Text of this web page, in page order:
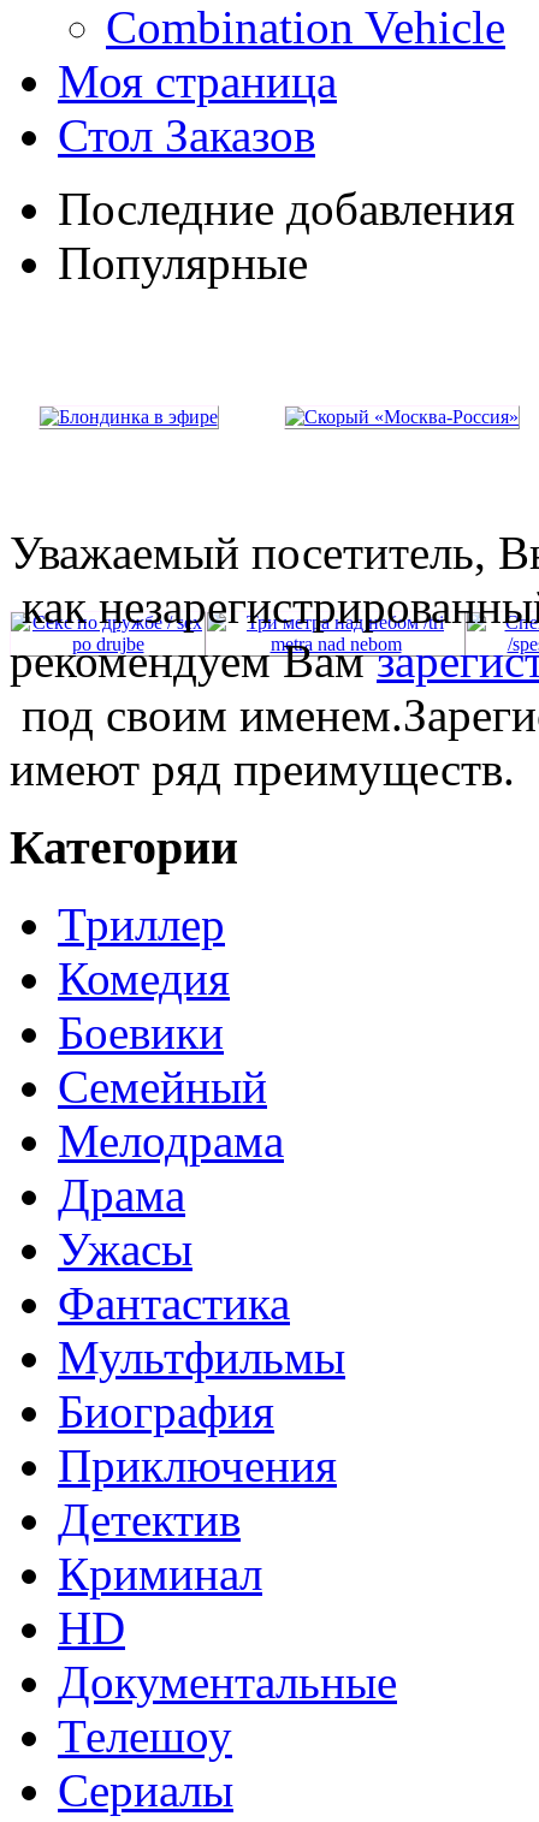
Combination Vehicle
Моя страница
Стол Заказов
Последние добавления
Популярные
Уважаемый посетитель,
как
рекомендуем Вам
под своим
имеют ряд преимуществ.
Категории
Триллер
Комедия
Боевики
Семейный
Мелодрама
Драма
Ужасы
Фантастика
Мультфильмы
Биография
Приключения
Детектив
Криминал
HD
Документальные
Телешоу
Сериалы